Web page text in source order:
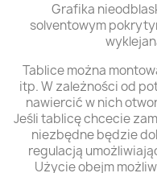
Grafika
solventowym
Tablice można
itp. W zależności od
nawiercić w nich
Jeśli tablicę chcecie
niezbędne będzie
regulacją
Użycie obejm